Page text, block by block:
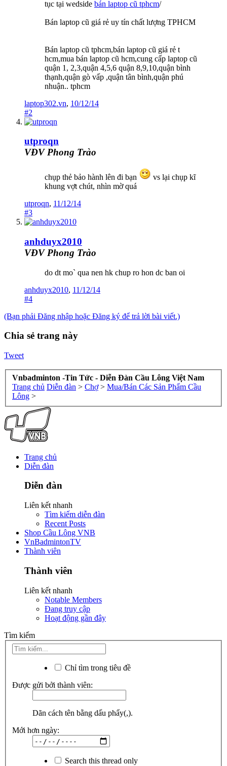
tục tại wedside bán laptop cũ tphcm/
Bán laptop cũ giá rẻ uy tín chất lượng TPHCM
Bán laptop cũ tphcm,bán laptop cũ giá rẻ t
hcm,mua bán laptop cũ hcm,cung cấp laptop cũ
quận 1, 2,3,quận 4,5,6 quận 8,9,10,quận bình
thạnh,quận gò vấp ,quận tân bình,quận phú
nhuận.. tphcm
laptop302.vn, 10/12/14
#2
utproqn
VĐV Phong Trào
chụp thẻ bảo hành lên đi bạn
vs lại chụp kĩ
khung vợt chút, nhìn mờ quá
utproqn, 11/12/14
#3
anhduyx2010
VĐV Phong Trào
do dt mo` qua nen hk chup ro hon dc ban oi
anhduyx2010, 11/12/14
#4
(Bạn phải Đăng nhập hoặc Đăng ký để trả lời bài viết.)
Chia sẻ trang này
Tweet
Vnbadminton -Tin Tức - Diễn Đàn Cầu Lông Việt Nam
Trang chủ Diễn đàn > Chợ > Mua/Bán Các Sản Phẩm Cầu
Lông >
Trang chủ
Diễn đàn
Diễn đàn
Liên kết nhanh
Tìm kiếm diễn đàn
Recent Posts
Shop Cầu Lông VNB
VnBadmintonTV
Thành viên
Thành viên
Liên kết nhanh
Notable Members
Đang truy cập
Hoạt động gần đây
Tìm kiếm
Chỉ tìm trong tiêu đề
Được gửi bởi thành viên:
Dãn cách tên bằng dấu phẩy(,).
Mới hơn ngày:
Search this thread only